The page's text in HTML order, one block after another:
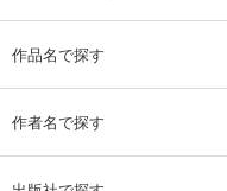
作品名で探す
作者名で探す